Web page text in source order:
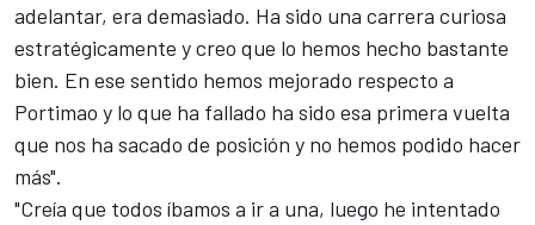
adelantar, era demasiado. Ha sido una carrera curiosa
estratégicamente y creo que lo hemos hecho bastante
bien. En ese sentido hemos mejorado respecto a
Portimao y lo que ha fallado ha sido esa primera vuelta
que nos ha sacado de posición y no hemos podido hacer
más".
"Creía que todos íbamos a ir a una, luego he intentado